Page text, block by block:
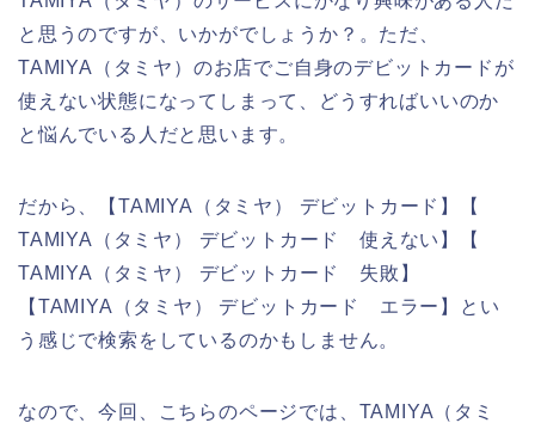
と思うのですが、いかがでしょうか？。ただ、
TAMIYA（タミヤ）のお店でご自身のデビットカードが
使えない状態になってしまって、どうすればいいのか
と悩んでいる人だと思います。
だから、【TAMIYA（タミヤ） デビットカード】【
TAMIYA（タミヤ） デビットカード 使えない】【
TAMIYA（タミヤ） デビットカード 失敗】
【TAMIYA（タミヤ） デビットカード エラー】とい
う感じで検索をしているのかもしません。
なので、今回、こちらのページでは、TAMIYA（タミ